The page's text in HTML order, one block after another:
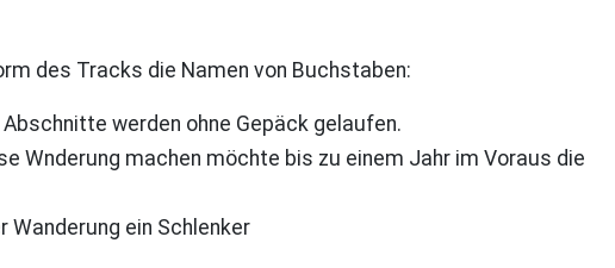
des Tracks die Namen von Buchstaben:
werden ohne Gepäck gelaufen.
Wnderung machen möchte bis zu einem Jahr im Voraus die
Wanderung ein Schlenker